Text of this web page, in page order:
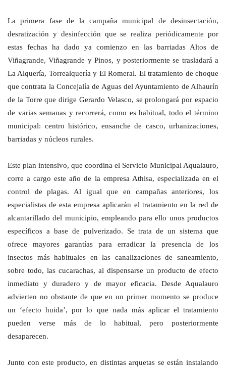
La primera fase de la campaña municipal de desinsectación,
desratización y desinfección que se realiza periódicamente por
estas fechas ha dado ya comienzo en las barriadas Altos de
Viñagrande, Viñagrande y Pinos, y posteriormente se trasladará a
La Alquería, Torrealquería y El Romeral. El tratamiento de choque
que contrata la Concejalía de Aguas del Ayuntamiento de Alhaurín
de la Torre que dirige Gerardo Velasco, se prolongará por espacio
de varias semanas y recorrerá, como es habitual, todo el término
municipal: centro histórico, ensanche de casco, urbanizaciones,
barriadas y núcleos rurales.
Este plan intensivo, que coordina el Servicio Municipal Aqualauro,
corre a cargo este año de la empresa Athisa, especializada en el
control de plagas. Al igual que en campañas anteriores, los
especialistas de esta empresa aplicarán el tratamiento en la red de
alcantarillado del municipio, empleando para ello unos productos
específicos a base de pulverizado. Se trata de un sistema que
ofrece mayores garantías para erradicar la presencia de los
insectos más habituales en las canalizaciones de saneamiento,
sobre todo, las cucarachas, al dispensarse un producto de efecto
inmediato y duradero y de mayor eficacia. Desde Aqualauro
advierten no obstante de que en un primer momento se produce
un ‘efecto huida’, por lo que nada más aplicar el tratamiento
pueden verse más de lo habitual, pero posteriormente
desaparecen.
Junto con este producto, en distintas arquetas se están instalando